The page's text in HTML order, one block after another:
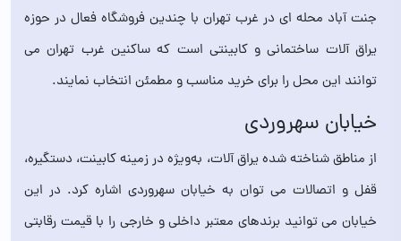
جنت آباد محله ای در غرب تهران با چندین فروشگاه فعال در حوزه
یراق آلات ساختمانی و کابینتی است که ساکنین غرب تهران می
توانند این محل را برای خرید مناسب و مطمئن انتخاب نمایند.
خیابان سهروردی
از مناطق شناخته‌ شده یراق آلات، به‌ویژه در زمینه کابینت، دستگیره،
قفل و اتصالات می توان به خیابان سهروردی اشاره کرد. در این
خیابان می توانید برندهای معتبر داخلی و خارجی را با قیمت رقابتی